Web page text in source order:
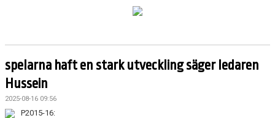
spelarna haft en stark utveckling säger ledaren
Hussein
2025-08-16 09:56
P2015-16: